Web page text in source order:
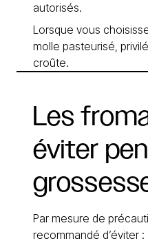
autorisés.
Lorsque vous
molle pasteurisé,
croûte.
Les
éviter
Par mesure de
recommandé d’éviter :